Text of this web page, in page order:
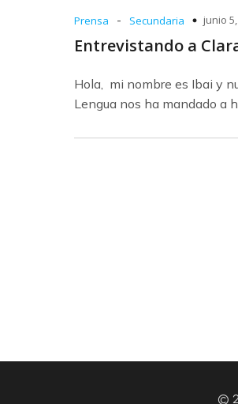
Prensa - Secundaria junio
Entrevistando a
Hola, mi nombre es Ibai y
Lengua nos ha mandado a
©